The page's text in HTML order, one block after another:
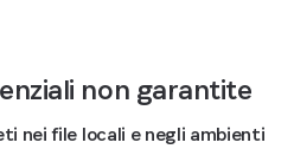
non garantite
nei file locali e negli ambienti